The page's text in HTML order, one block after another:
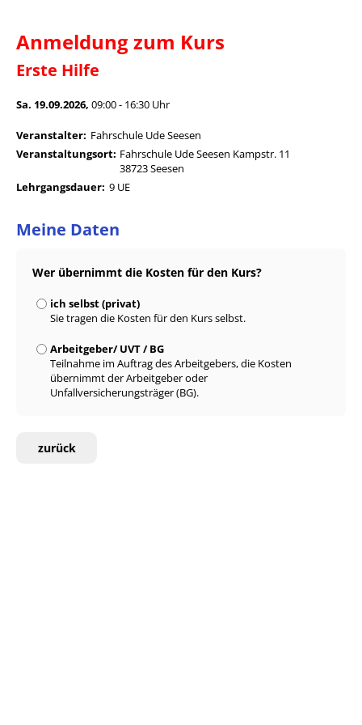
Anmeldung zum Kurs
Erste Hilfe
Sa. 19.09.2026, 09:00 - 16:30 Uhr
Veranstalter: Fahrschule Ude Seesen
Veranstaltungsort: Fahrschule Ude Seesen Kampstr. 11
38723 Seesen
Lehrgangsdauer: 9 UE
Meine Daten
Wer übernimmt die Kosten für den Kurs?
ich selbst (privat)
Sie tragen die Kosten für den Kurs selbst.
Arbeitgeber/ UVT / BG
Teilnahme im Auftrag des Arbeitgebers, die Kosten
übernimmt der Arbeitgeber oder
Unfallversicherungsträger (BG).
zurück